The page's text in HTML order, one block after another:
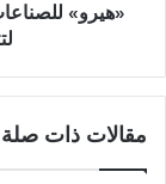
«هيرو»
مقالات ذات صلة